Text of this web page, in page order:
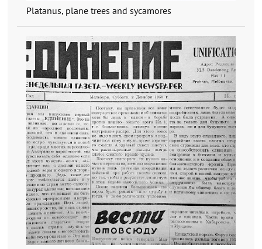
Platanus, plane trees and sycamores